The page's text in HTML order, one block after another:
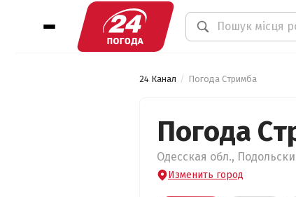
24 Канал Погода Стримба
Погода
Одесская обл.,
Изменить город